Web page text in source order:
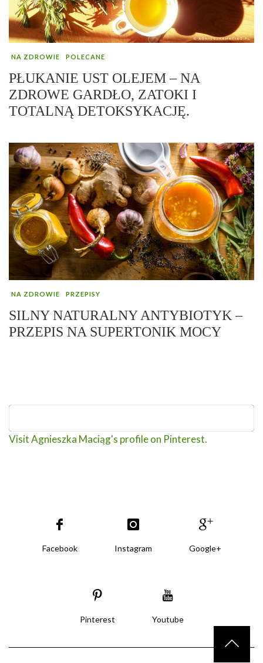
NA ZDROWIE POLECANE
PŁUKANIE UST OLEJEM – NA
ZDROWE GARDŁO, ZATOKI I
TOTALNĄ DETOKSYKACJĘ.
NA ZDROWIE PRZEPISY
SILNY NATURALNY ANTYBIOTYK –
PRZEPIS NA SUPERTONIK MOCY
Visit Agnieszka Maciąg's profile on Pinterest.
Facebook Instagram Google+
Pinterest Youtube